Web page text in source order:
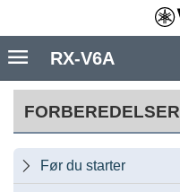
FORBEREDELSER
 Før du starter
RX-V6A